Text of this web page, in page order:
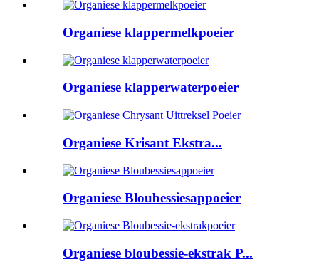
Organiese klappermelkpoeier
Organiese klapperwaterpoeier
Organiese Krisant Ekstra...
Organiese Bloubessiesappoeier
Organiese bloubessie-ekstrak P...